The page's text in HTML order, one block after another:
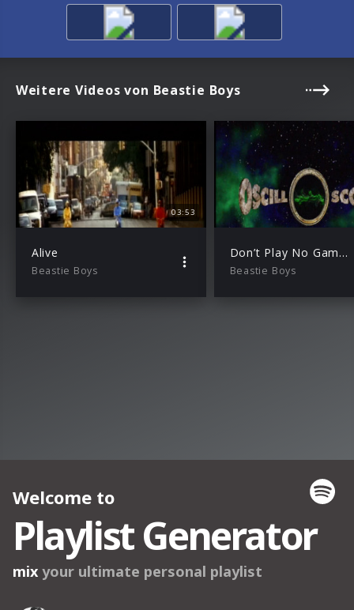
Weitere Videos von Beastie Boys
03:53
Alive
Beastie Boys
Don’t Play No Game That I Can’t Win (Explicit Long Version)
Beastie Boys